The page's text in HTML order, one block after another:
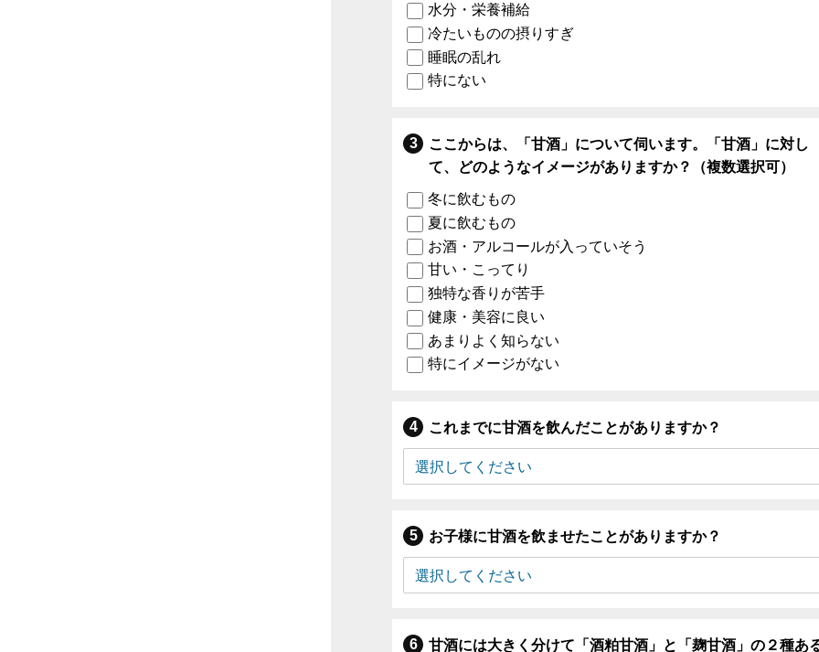
水分・栄養補給
冷たいものの摂りすぎ
睡眠の乱れ
特にない
ここからは、「甘酒」について伺います。「甘酒」に対し
て、どのようなイメージがありますか？（複数選択可）
冬に飲むもの
夏に飲むもの
お酒・アルコールが入っていそう
甘い・こってり
独特な香りが苦手
健康・美容に良い
あまりよく知らない
特にイメージがない
これまでに甘酒を飲んだことがありますか？
お子様に甘酒を飲ませたことがありますか？
甘酒には大きく分けて「酒粕甘酒」と「麹甘酒」の２種あ